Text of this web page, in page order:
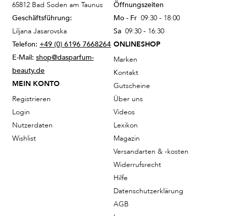
65812 Bad Soden am Taunus
Geschäftsführung:
Liljana Jasarovska
Telefon: +49 (0) 6196 7668264
E-Mail: shop@dasparfum-
beauty.de
MEIN KONTO
Registrieren
Login
Nutzerdaten
Wishlist
Öffnungszeiten
Mo - Fr 09:30 - 18:00
Sa 09:30 - 16:30
ONLINESHOP
Marken
Kontakt
Gutscheine
Über uns
Videos
Lexikon
Magazin
Versandarten & -kosten
Widerrufsrecht
Hilfe
Datenschutzerklärung
AGB